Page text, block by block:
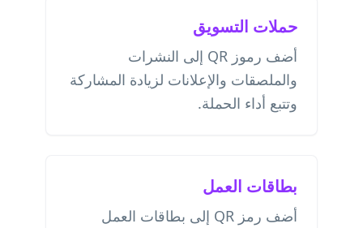
حملات التسويق
أضف رموز QR إلى النشرات
والملصقات والإعلانات لزيادة المشاركة
وتتبع أداء الحملة.
بطاقات العمل
أضف رمز QR إلى بطاقات العمل